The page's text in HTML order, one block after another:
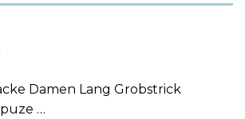
Damen Lang Grobstrick
…